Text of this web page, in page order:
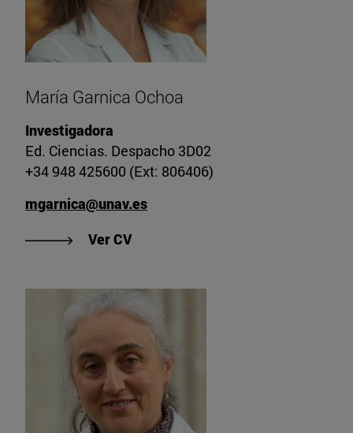
María Garnica Ochoa
Investigadora
Ed. Ciencias. Despacho 3D02
+34 948 425600 (Ext: 806406)
mgarnica@unav.es
Ver CV"Ver CV de María Garnica Ochoa"